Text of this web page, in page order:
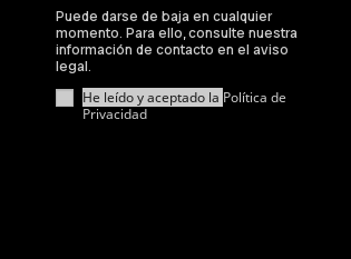
Puede darse de baja en cualquier
momento. Para ello, consulte nuestra
información de contacto en el aviso
legal.
He leído y aceptado la Política de
Privacidad